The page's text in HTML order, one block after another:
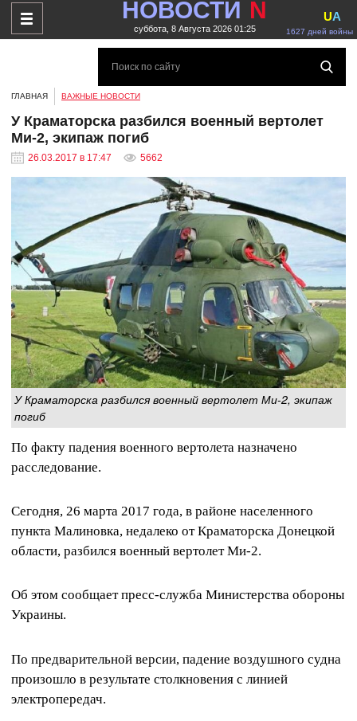
НОВОСТИ N
суббота, 8 Августа 2026 01:25 1627 дней войны
UA
ГЛАВНАЯ ВАЖНЫЕ НОВОСТИ
У Краматорска разбился военный вертолет
Ми-2, экипаж погиб
26.03.2017 в 17:47 5662
У Краматорска разбился военный вертолет Ми-2, экипаж
погиб
По факту падения военного вертолета назначено
расследование.
Сегодня, 26 марта 2017 года, в районе населенного
пункта Малиновка, недалеко от Краматорска Донецкой
области, разбился военный вертолет Ми-2.
Об этом сообщает пресс-служба Министерства обороны
Украины.
По предварительной версии, падение воздушного судна
произошло в результате столкновения с линией
электропередач.